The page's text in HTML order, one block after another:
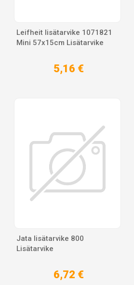
Leifheit lisätarvike 1071821
Mini 57x15cm Lisätarvike
5,16 €
Jata lisätarvike 800
Lisätarvike
6,72 €